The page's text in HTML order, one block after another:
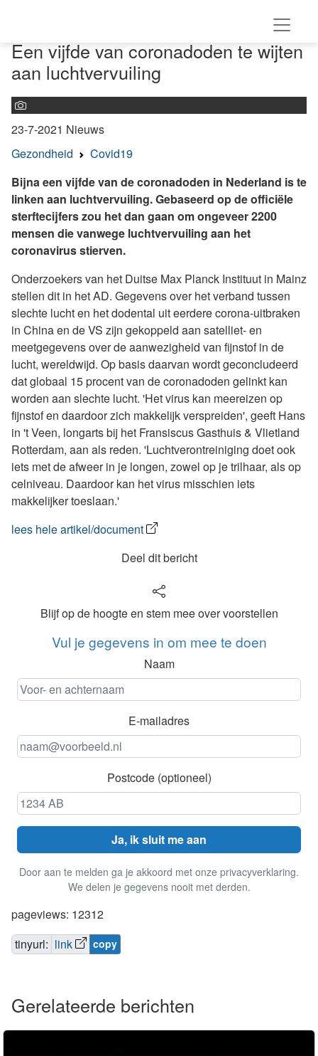
Een vijfde van coronadoden te wijten
aan luchtvervuiling
23-7-2021 Nieuws
Gezondheid
Covid19
Bijna een vijfde van de coronadoden in Nederland is te
linken aan luchtvervuiling. Gebaseerd op de officiële
sterftecijfers zou het dan gaan om ongeveer 2200
mensen die vanwege luchtvervuiling aan het
coronavirus stierven.
Onderzoekers van het Duitse Max Planck Instituut in Mainz
stellen dit in het AD. Gegevens over het verband tussen
slechte lucht en het dodental uit eerdere corona-uitbraken
in China en de VS zijn gekoppeld aan satelliet- en
meetgegevens over de aanwezigheid van fijnstof in de
lucht, wereldwijd. Op basis daarvan wordt geconcludeerd
dat globaal 15 procent van de coronadoden gelinkt kan
worden aan slechte lucht. 'Het virus kan meereizen op
fijnstof en daardoor zich makkelijk verspreiden', geeft Hans
in 't Veen, longarts bij het Fransiscus Gasthuis & Vlietland
Rotterdam, aan als reden. 'Luchtverontreiniging doet ook
iets met de afweer in je longen, zowel op je trilhaar, als op
celniveau. Daardoor kan het virus misschien iets
makkelijker toeslaan.'
lees hele artikel/document
Deel dit bericht
Blijf op de hoogte en stem mee over voorstellen
Vul je gegevens in om mee te doen
Naam
E-mailadres
Postcode (optioneel)
Ja, ik sluit me aan
Door aan te melden ga je akkoord met onze privacyverklaring.
We delen je gegevens nooit met derden.
pageviews: 12312
tinyurl: link copy
Gerelateerde berichten